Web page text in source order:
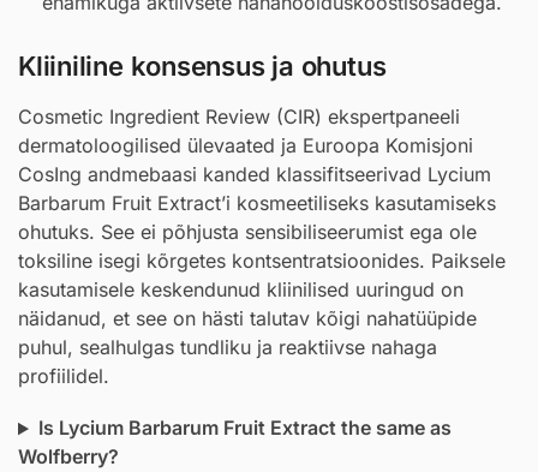
Kliiniline konsensus ja ohutus
Cosmetic Ingredient Review (CIR) ekspertpaneeli
dermatoloogilised ülevaated ja Euroopa Komisjoni
CosIng andmebaasi kanded klassifitseerivad Lycium
Barbarum Fruit Extract’i kosmeetiliseks kasutamiseks
ohutuks. See ei põhjusta sensibiliseerumist ega ole
toksiline isegi kõrgetes kontsentratsioonides. Paiksele
kasutamisele keskendunud kliinilised uuringud on
näidanud, et see on hästi talutav kõigi nahatüüpide
puhul, sealhulgas tundliku ja reaktiivse nahaga
profiilidel.
Is Lycium Barbarum Fruit Extract the same as
Wolfberry?